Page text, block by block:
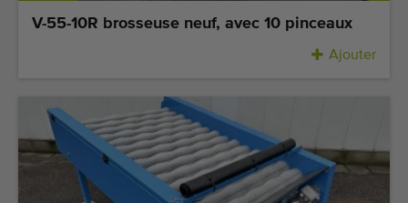
V-55-10R brosseuse neuf, avec 10 pinceaux
Ajouter